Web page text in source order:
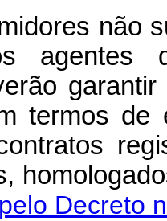
não
agentes
termos de
Decreto